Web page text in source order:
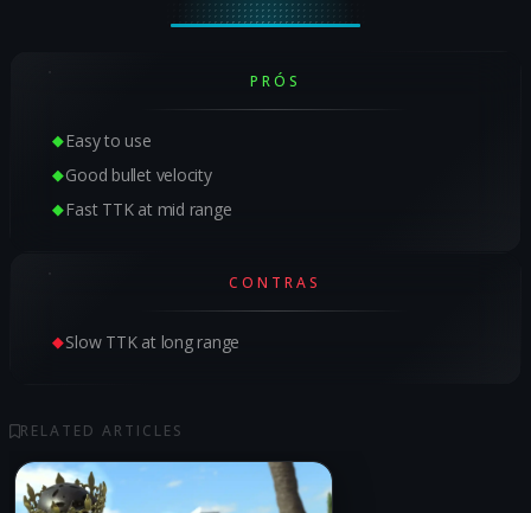
PRÓS
Easy to use
Good bullet velocity
Fast TTK at mid range
CONTRAS
Slow TTK at long range
RELATED ARTICLES